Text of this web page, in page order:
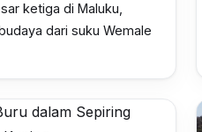
ketiga di Maluku,
dari suku Wemale